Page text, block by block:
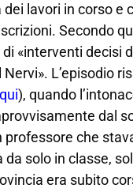
lavori in corso e
Secondo
«interventi decisi
L’episodio
), quando
dal
professore che
da solo in classe,
era subito